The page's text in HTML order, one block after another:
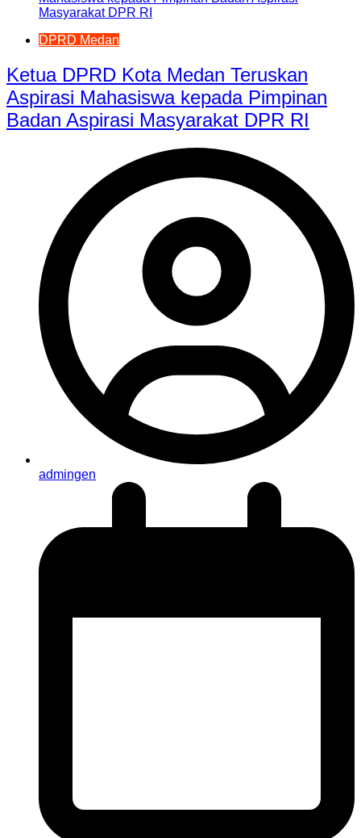
DPRD Medan
Ketua DPRD Kota Medan Teruskan
Aspirasi Mahasiswa kepada Pimpinan
Badan Aspirasi Masyarakat DPR RI
admingen